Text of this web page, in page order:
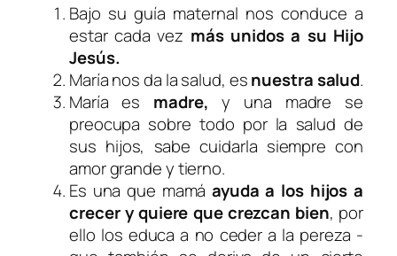
Bajo su guía maternal nos conduce a
estar cada vez más unidos a su Hijo
Jesús.
María nos da la salud, esnuestra salud.
María es madre, y una madre se
preocupa sobre todo por la salud de
sus hijos, sabe cuidarla siempre con
amor grande y tierno.
Es una que mamáayuda a los hijos a
crecer y quiere que crezcan bien, por
ello los educa a no ceder a la pereza -